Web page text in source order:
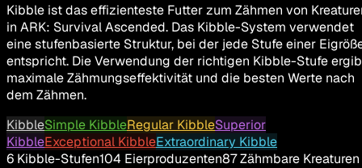
Kibble ist das effizienteste Futter zum Zähmen von
in ARK: Survival Ascended. Das Kibble-System verwendet
eine stufenbasierte Struktur, bei der jede Stufe einer
entspricht. Die Verwendung der richtigen Kibble-Stufe
maximale Zähmungseffektivität und die besten Werte nach
dem Zähmen.
KibbleSimple KibbleRegular KibbleSuperior
KibbleExceptional KibbleExtraordinary Kibble
6 Kibble-Stufen104 Eierproduzenten87Zähmbare Kreaturen